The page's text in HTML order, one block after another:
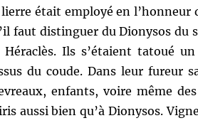
était employé en l’honneur
faut distinguer du Dionysos du
Héraclès. Ils s’étaient tatoué
du coude. Dans leur fureur
enfants, voire même
aussi bien qu’à Dionysos.